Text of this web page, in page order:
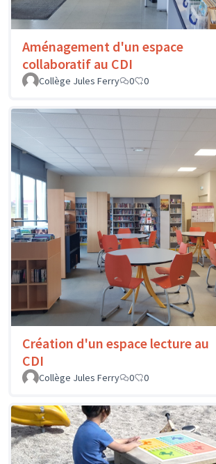
Aménagement d'un espace
collaboratif au CDI
Collège Jules Ferry
0 0
Création d'un espace lecture au
CDI
Collège Jules Ferry
0 0